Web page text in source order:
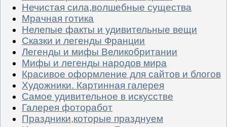
Нечистая сила,волшебные существа
Мрачная готика
Нелепые факты и удивительные вещи
Сказки и легенды Франции
Легенды и мифы Великобритании
Мифы и легенды народов мира
Красивое оформление для сайтов и блогов
Художники. Картинная галерея
Самое удивительное в искусстве
Галерея фоторабот
Праздники,которые празднуем